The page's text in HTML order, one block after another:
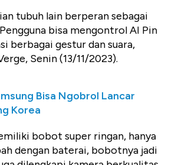
tubuh lain berperan sebagai
bisa mengontrol AI Pin
berbagai gestur dan suara,
Senin (13/11/2023).
Bisa Ngobrol Lancar
Korea
bobot super ringan, hanya
dengan baterai, bobotnya jadi